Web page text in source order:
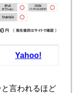
Yahoo!
言われるほど